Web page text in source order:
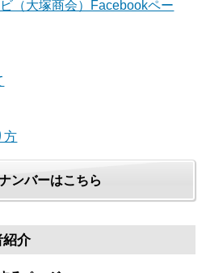
（大塚商会）Facebookペー
方
ンバーはこちら
紹介